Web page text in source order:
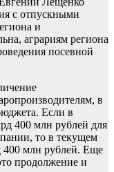
с отпускными
и
аграриям региона
посевной
в
Если в
400 млн рублей для
то в текущем
400 млн рублей. Еще
продолжение и